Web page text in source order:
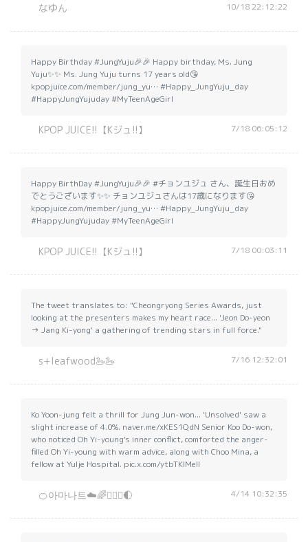
なゆん 10/18 22:12:22
Happy Birthday #JungYuju🎉🎉 Happy birthday, Ms. Jung
Yuju✨✨ Ms. Jung Yuju turns 17 years old😘
kpopjuice.com/member/jung_yu… #Happy_JungYuju_day
#HappyJungYujuday #MyTeenAgeGirl
KPOP JUICE!!【Kジュ!!】 7/18 06:05:12
Happy BirthDay #JungYuju🎉🎉 #チョンユジュ さん、誕生日おめ
でとうございます✨✨ チョンユジュさんは17歳になります😘
kpopjuice.com/member/jung_yu… #Happy_JungYuju_day
#HappyJungYujuday #MyTeenAgeGirl
KPOP JUICE!!【Kジュ!!】 7/18 00:03:11
The tweet translates to: "Cheongryong Series Awards, just
looking at the presenters makes my heart race... 'Jeon Do-yeon
→ Jang Ki-yong' a gathering of trending stars in full force."
s+leafwood🦢🦢 7/16 12:32:01
Ko Yoon-jung felt a thrill for Jung Jun-won... 'Unsolved' saw a
slight increase of 4.0%. naver.me/xKES1QdN Senior Koo Do-won,
who noticed Oh Yi-young's inner conflict, comforted the anger-
filled Oh Yi-young with warm advice, along with Choo Mina, a
fellow at Yulje Hospital. pic.x.com/ytbTKIMeII
🍊아마나트☁️🌈🧟‍♀️⛰️🌓 4/14 10:32:35